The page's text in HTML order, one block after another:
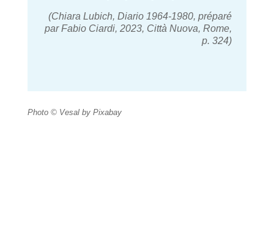
(Chiara Lubich, Diario 1964-1980, préparé
par Fabio Ciardi, 2023, Città Nuova, Rome,
p. 324)
Photo © Vesal by Pixabay